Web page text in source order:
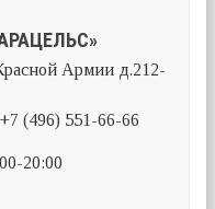
Армии д.212-
(496) 551-66-66
20:00